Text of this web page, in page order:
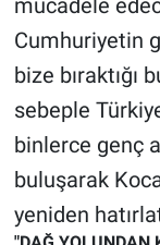
mücadele
Cumhuriyetin
bize bıraktığı
sebeple
binlerce genç
buluşarak
yeniden
Teknoloji
Türkiye'nin
Türkiye'nin
Yerel
Yerel